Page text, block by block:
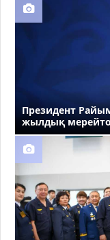
Президент
жылдық